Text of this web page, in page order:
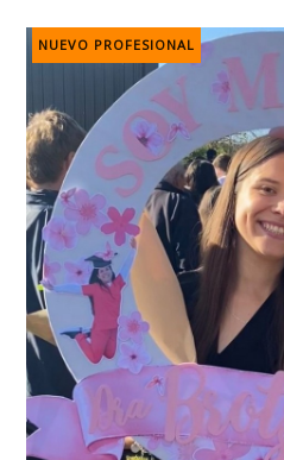
NUEVO PROFESIONAL